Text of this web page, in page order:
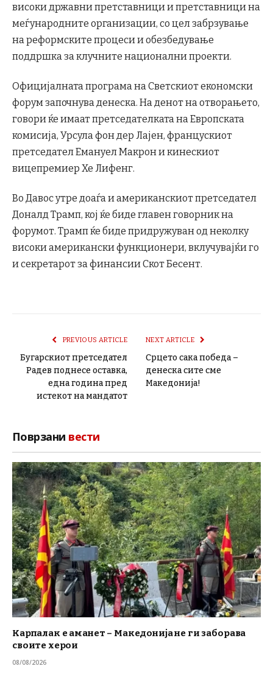
високи државни претставници и претставници на
меѓународните организации, со цел забрзување
на реформските процеси и обезбедување
поддршка за клучните национални проекти.
Официјалната програма на Светскиот економски
форум започнува денеска. На денот на отворањето,
говори ќе имаат претседателката на Европската
комисија, Урсула фон дер Лајен, францускиот
претседател Емануел Макрон и кинескиот
вицепремиер Хе Лифенг.
Во Давос утре доаѓа и американскиот претседател
Доналд Трамп, кој ќе биде главен говорник на
форумот. Трамп ќе биде придружуван од неколку
високи американски функционери, вклучувајќи го
и секретарот за финансии Скот Бесент.
PREVIOUS ARTICLE
Бугарскиот претседател
Радев поднесе оставка,
една година пред
истекот на мандатот
NEXT ARTICLE
Срцето сака победа –
денеска сите сме
Македонија!
Поврзани вести
Карпалак е аманет – Македонија не ги заборава
своите херои
08/08/2026